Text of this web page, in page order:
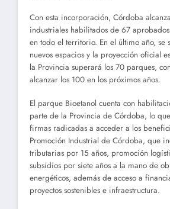
Con esta incorporación, Córdoba
industriales habilitados de 67
en todo el territorio. En el último año, se
nuevos espacios y la proyección oficial
la Provincia superará los 70 parques,
alcanzar los 100 en los próximos años.
El parque Bioetanol cuenta con
parte de la Provincia de Córdoba, lo
firmas radicadas a acceder a los
Promoción Industrial de Córdoba, que
tributarias por 15 años, promoción
subsidios por siete años a la mano de
energéticos, además de acceso a
proyectos sostenibles e infraestructura.